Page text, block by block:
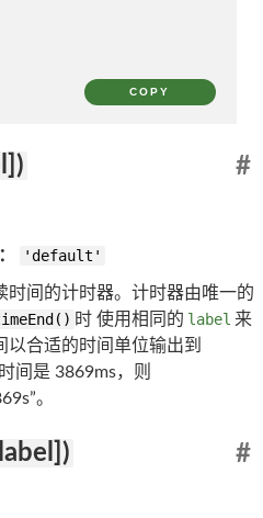
COPY
#
'default'
时间的计时器。计时器由唯一的
时 使用相同的 label 来
合适的时间单位输出到
间是 3869ms，则
。
#